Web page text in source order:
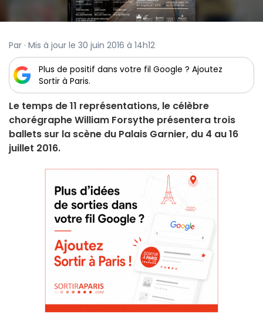
Par · Mis à jour le 30 juin 2016 à 14h12
Plus de positif dans votre fil Google ? Ajoutez
Sortir à Paris.
Le temps de 11 représentations, le célèbre
chorégraphe William Forsythe présentera trois
ballets sur la scène du Palais Garnier, du 4 au 16
juillet 2016.